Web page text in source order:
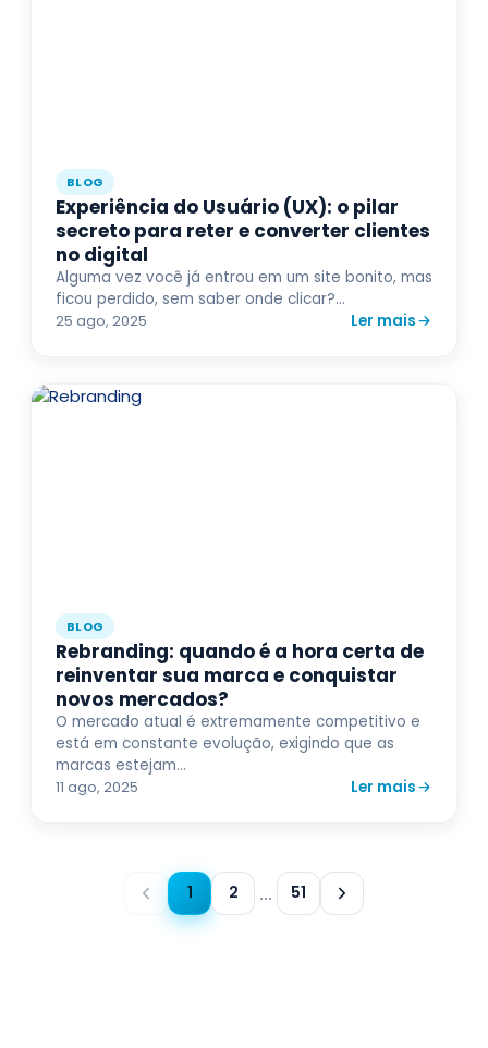
BLOG
Experiência do Usuário (UX): o pilar
secreto para reter e converter clientes
no digital
Alguma vez você já entrou em um site bonito, mas
ficou perdido, sem saber onde clicar?...
25 ago, 2025
Ler mais
BLOG
Rebranding: quando é a hora certa de
reinventar sua marca e conquistar
novos mercados?
O mercado atual é extremamente competitivo e
está em constante evolução, exigindo que as
marcas estejam...
11 ago, 2025
Ler mais
1 2 … 51